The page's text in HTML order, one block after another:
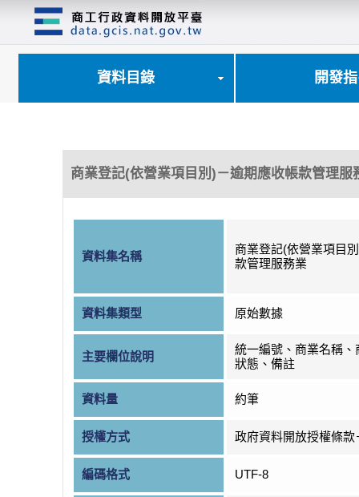
資料目錄 開發
商業登記(依營業項目別)－逾期應收帳款管理服
資料集名稱
商業登記(依營業項目
款管理服務業
資料集類型 原始數據
主要欄位說明
統一編號、商業名稱、
狀態、備註
資料量 約筆
授權方式 政府資料開放授權條款
編碼格式 UTF-8